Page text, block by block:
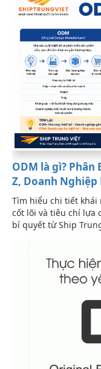
ODM là gì? Phân
Z, Doanh Nghiệp
Tìm hiểu chi tiết khái
cốt lõi và tiêu chí lựa
bí quyết từ Ship